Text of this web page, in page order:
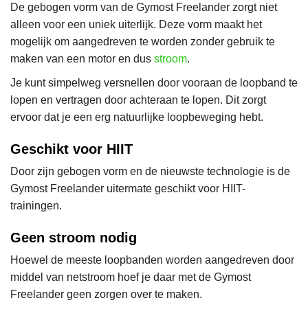
De gebogen vorm van de Gymost Freelander zorgt niet
alleen voor een uniek uiterlijk. Deze vorm maakt het
mogelijk om aangedreven te worden zonder gebruik te
maken van een motor en dus stroom.
Je kunt simpelweg versnellen door vooraan de loopband te
lopen en vertragen door achteraan te lopen. Dit zorgt
ervoor dat je een erg natuurlijke loopbeweging hebt.
Geschikt voor HIIT
Door zijn gebogen vorm en de nieuwste technologie is de
Gymost Freelander uitermate geschikt voor HIIT-
trainingen.
Geen stroom nodig
Hoewel de meeste loopbanden worden aangedreven door
middel van netstroom hoef je daar met de Gymost
Freelander geen zorgen over te maken.